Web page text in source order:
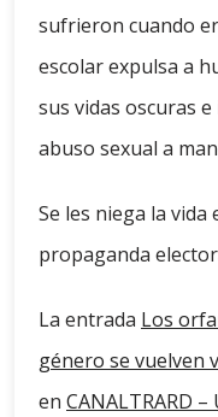
sufrieron cuando
escolar expulsa a
sus vidas oscuras
abuso sexual a
Se les niega la
propaganda
La entrada Los
género se vuelven
en CANALTRARD